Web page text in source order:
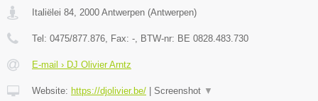
Italiëlei 84 2000 Antwerpen (Antwerpen)
Tel: 0475/877.876 , Fax: - , BTW-nr: BE 0828.483.730
E-mail › DJ Olivier Arntz
Website: https://djolivier.be/ Screenshot ▼